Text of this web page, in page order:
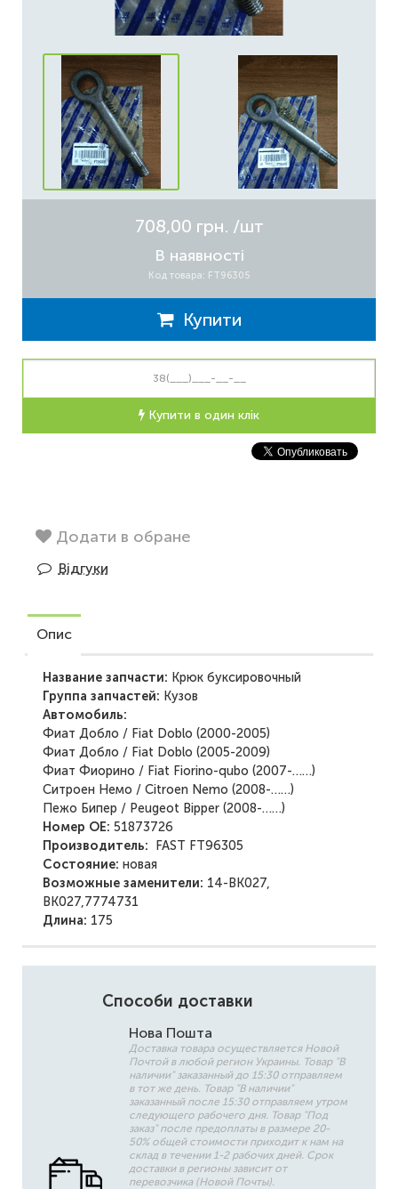
708,00 грн. /шт
В наявності
Код товара: FT96305
Купити
Купити в один клік
Додати в обране
Відгуки
Опис
Название запчасти: Крюк буксировочный
Группа запчастей: Кузов
Автомобиль:
Фиат Добло / Fiat Doblo (2000-2005)
Фиат Добло / Fiat Doblo (2005-2009)
Фиат Фиорино / Fiat Fiorino-qubo (2007-……)
Ситроен Немо / Citroen Nemo (2008-……)
Пежо Бипер / Peugeot Bipper (2008-……)
Номер ОЕ: 51873726
Производитель:
FAST FT96305
Состояние: новая
Возможные заменители: 14-BK027,
BK027,7774731
Длина: 175
Способи доставки
Нова Пошта
Доставка товара осуществляется Новой
Почтой в любой регион Украины. Товар "В
наличии" заказанный до 15:30 отправляем
в тот же день. Товар "В наличии"
заказанный после 15:30 отправляем утром
следующего рабочего дня. Товар "Под
заказ" после предоплаты в размере 20-
50% общей стоимости приходит к нам на
склад в течении 1-2 рабочих дней. Срок
доставки в регионы зависит от
перевозчика (Новой Почты).